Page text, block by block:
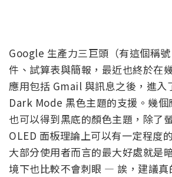
Google 生產力三巨頭（有這個稱
件、試算表與簡報，最近也終於在
應用包括 Gmail 與訊息之後，進入
Dark Mode 黑色主題的支援。幾個
也可以得到黑底的顏色主題，除了
OLED 面板理論上可以有一定程度
大部分使用者而言的最大好處就是
境下也比較不會刺眼 — 誒，建議真